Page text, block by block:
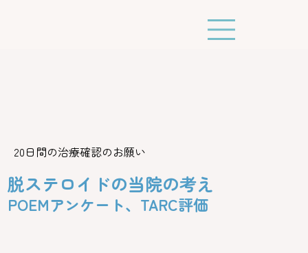
20日間の治療確認のお願い
脱ステロイドの当院の考え
POEMアンケート、TARC評価